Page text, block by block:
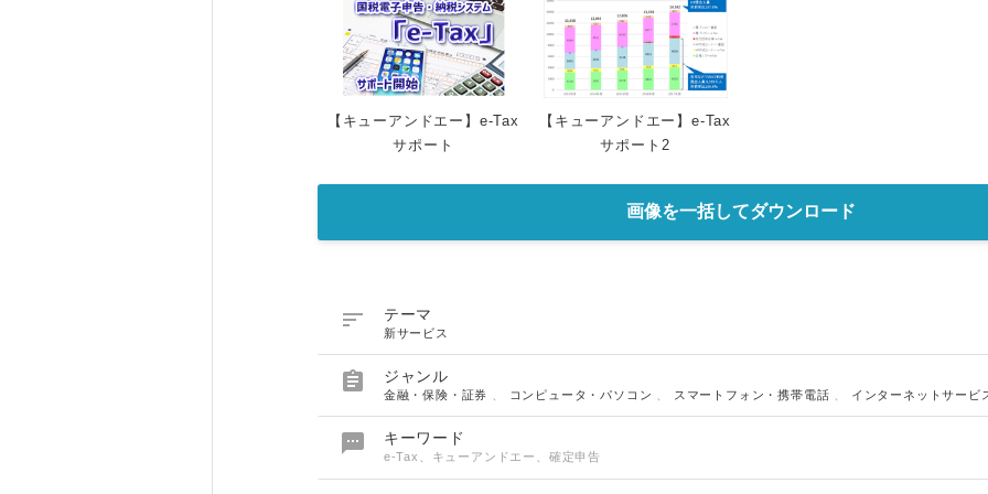
【キューアンドエー】e-Tax
サポート
【キューアンドエー】e-Tax
サポート2
画像を一括してダウンロード
 テーマ
新サービス
 ジャンル
金融・保険・証券 コンピュータ・パソコン スマートフォン・携帯電話 インターネットサービ
 キーワード
e-Tax、キューアンドエー、確定申告